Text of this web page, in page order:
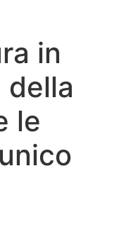
in
della
le